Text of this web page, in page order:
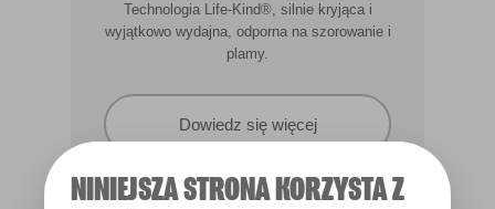
NINIEJSZA STRONA KORZYSTA Z
Technologia Life-Kind®, silnie kryjąca i
wyjątkowo wydajna, odporna na szorowanie i
plamy.
Dowiedz się więcej